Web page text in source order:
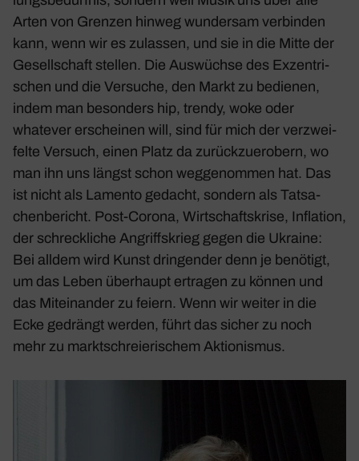
Arten von Grenzen hinweg wundersam verbinden
kann, wenn wir es zulassen, und sie in die Mitte der
Gesell­schaft stellen. Die Auswüchse des Exzen­tri­
schen und die Versuche, den Markt zu bedienen,
indem man beson­ders hip, trendy, woke oder
whatever erscheinen will, sind für mich der verzwei­
felte Versuch, einen Platz da zurück­zu­er­obern, wo
man ihn uns längst schon wegge­nommen hat. Das
ist nicht als Lamento gedacht, sondern als Tatsa­
chen­be­richt. Post-Corona, Wirt­schafts­krise, Infla­tion,
der schreck­liche Angriffs­krieg gegen die Ukraine:
Bei alldem wird Kunst drin­gender denn je benö­tigt,
um das Leben über­haupt ertragen zu können und
das Mitein­ander zu feiern. Wenn wir weiter in die
Ecke gedrängt werden, führt das sicher zu noch
mehr zu markt­schreie­ri­schem Aktio­nismus.